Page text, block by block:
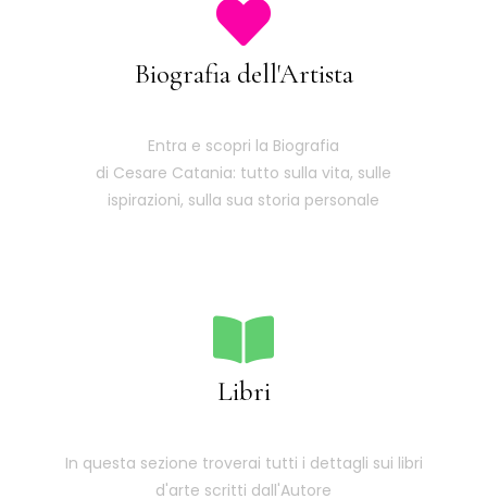
Biografia dell'Artista
Entra e scopri la Biografia
di Cesare Catania: tutto sulla vita, sulle
ispirazioni, sulla sua storia personale
Libri
In questa sezione troverai tutti i dettagli sui libri
d'arte scritti dall'Autore